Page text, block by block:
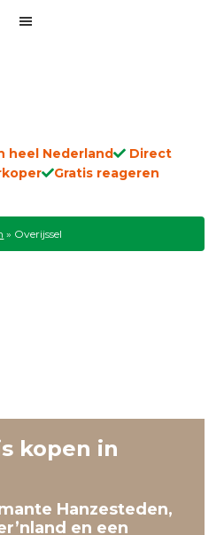
heel Nederland
Direct
Gratis reageren
» Overijssel
kopen in
Hanzesteden,
en een